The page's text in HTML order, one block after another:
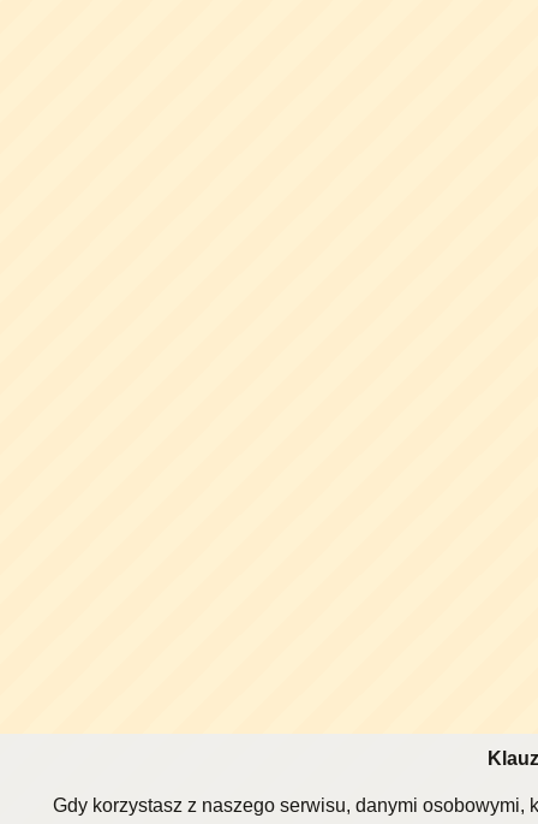
Gdy korzystasz z naszego serwisu, danymi osobowymi,